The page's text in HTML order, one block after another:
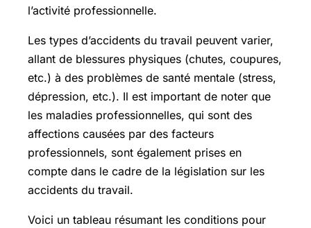
l’activité professionnelle.
Les types d’accidents du travail peuvent varier,
allant de blessures physiques (chutes, coupures,
etc.) à des problèmes de santé mentale (stress,
dépression, etc.). Il est important de noter que
les maladies professionnelles, qui sont des
affections causées par des facteurs
professionnels, sont également prises en
compte dans le cadre de la législation sur les
accidents du travail.
Voici un tableau résumant les conditions pour